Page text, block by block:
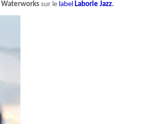
Waterworks sur le label Laborie Jazz.